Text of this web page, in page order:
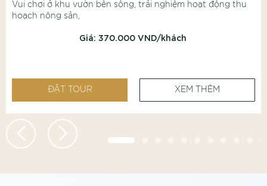
Vui chơi ở khu vườn bên sông, trải nghiệm hoạt động thu
hoạch nông sản,
Giá: 370.000 VND/khách
ĐẶT TOUR XEM THÊM